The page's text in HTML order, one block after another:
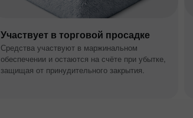
Участвует в торговой просадке
Средства участвуют в маржинальном
обеспечении и остаются на счёте при убытке,
защищая от принудительного закрытия.